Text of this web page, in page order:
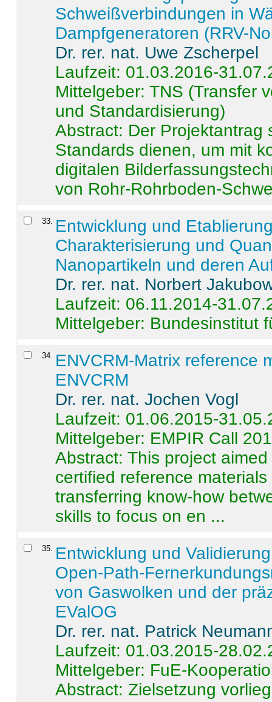
Schweißverbindungen in
Dampfgeneratoren (RRV-
Dr. rer. nat. Uwe Zscherpel
Laufzeit: 01.03.2016-
Mittelgeber: TNS (Transfer
und Standardisierung)
Abstract: Der Projektantrag
Standards dienen, um mit
digitalen
von Rohr-Rohrboden-
33. Entwicklung und
Charakterisierung und
Nanopartikeln und deren
Dr. rer. nat. Norbert
Laufzeit: 06.11.2014-
Mittelgeber: Bundesinstitut
34. ENVCRM-Matrix reference
ENVCRM
Dr. rer. nat. Jochen Vogl
Laufzeit: 01.06.2015-
Mittelgeber: EMPIR Call
Abstract:This project
certified reference
transferring know-how
skills to focus on en ...
35. Entwicklung und
Open-Path-
von Gaswolken und der
EValOG
Dr. rer. nat. Patrick
Laufzeit: 01.03.2015-
Mittelgeber: FuE-
Abstract:Zielsetzung